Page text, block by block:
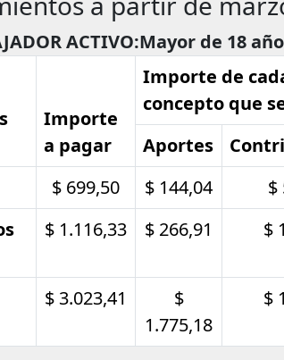
ACTIVO:Mayor de 18
Importe
a pagar
Importe de
concepto que
Aportes
$ 699,50 $ 144,04 $
$ 1.116,33 $ 266,91 $
$ 3.023,41
$
1.775,18
$